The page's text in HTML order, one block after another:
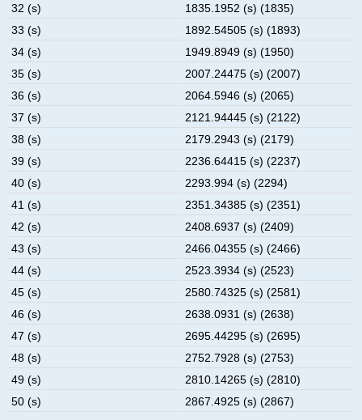
32 (s)
1835.1952 (s) (1835)
33 (s)
1892.54505 (s) (1893)
34 (s)
1949.8949 (s) (1950)
35 (s)
2007.24475 (s) (2007)
36 (s)
2064.5946 (s) (2065)
37 (s)
2121.94445 (s) (2122)
38 (s)
2179.2943 (s) (2179)
39 (s)
2236.64415 (s) (2237)
40 (s)
2293.994 (s) (2294)
41 (s)
2351.34385 (s) (2351)
42 (s)
2408.6937 (s) (2409)
43 (s)
2466.04355 (s) (2466)
44 (s)
2523.3934 (s) (2523)
45 (s)
2580.74325 (s) (2581)
46 (s)
2638.0931 (s) (2638)
47 (s)
2695.44295 (s) (2695)
48 (s)
2752.7928 (s) (2753)
49 (s)
2810.14265 (s) (2810)
50 (s)
2867.4925 (s) (2867)